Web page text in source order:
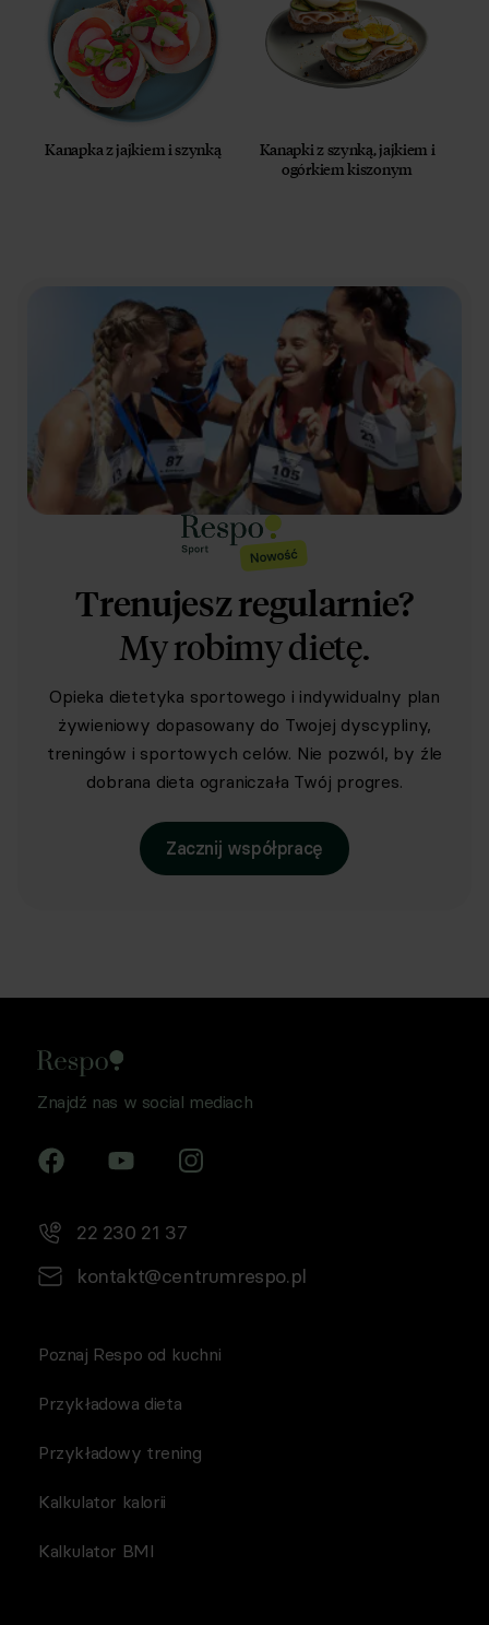
Kanapka z jajkiem i szynką
Kanapki z szynką, jajkiem i
ogórkiem kiszonym
Trenujesz regularnie?
My robimy dietę.
Opieka dietetyka sportowego i indywidualny plan
żywieniowy dopasowany do Twojej dyscypliny,
treningów i sportowych celów. Nie pozwól, by źle
dobrana dieta ograniczała Twój progres.
Zacznij współpracę
Znajdź nas w social mediach
22 230 21 37
kontakt@centrumrespo.pl
Poznaj Respo od kuchni
Przykładowa dieta
Przykładowy trening
Kalkulator kalorii
Kalkulator BMI